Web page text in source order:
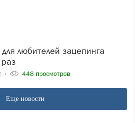
448 просмотров
Еще новости